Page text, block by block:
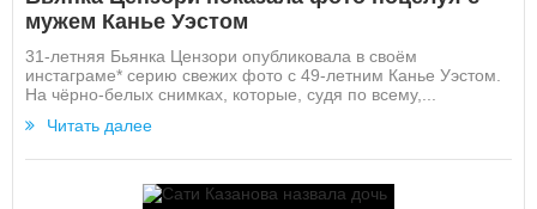
мужем Канье Уэстом
31-летняя Бьянка Цензори опубликовала в своём
инстаграме* серию свежих фото с 49-летним Канье Уэстом.
На чёрно-белых снимках, которые, судя по всему,...
Читать далее